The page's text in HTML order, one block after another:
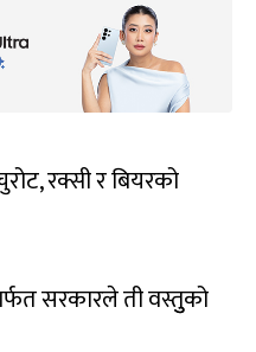
रक्सी र बियरको
सरकारले ती वस्तुुको